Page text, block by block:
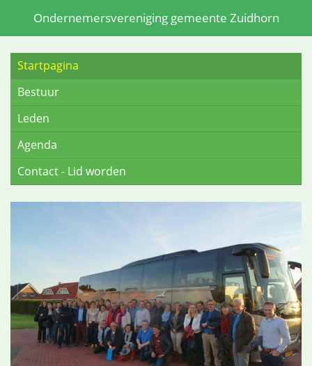
Ondernemersvereniging gemeente Zuidhorn
Startpagina
Bestuur
Leden
Agenda
Contact - Lid worden